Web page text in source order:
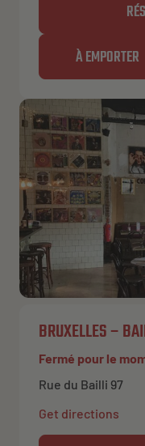
À EMPORTER
BRUXELLES –
Fermé pour le
Rue du Bailli 97
Get directions